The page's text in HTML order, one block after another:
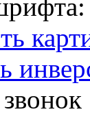
звонок